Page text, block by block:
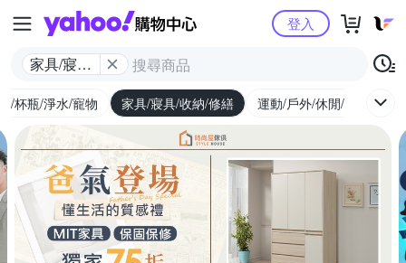
Yahoo購物中心
家具/寢具/
登入
/杯瓶/淨水/寵物 家具/寢具/收納/修繕 運動/戶外/休閒/健身